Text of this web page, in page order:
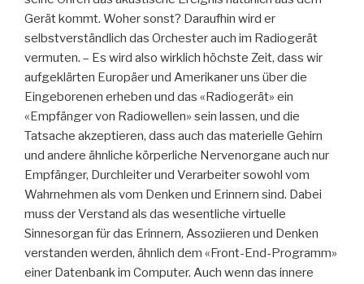
Gerät kommt. Woher sonst? Daraufhin wird er
selbstverständlich das Orchester auch im Radiogerät
vermuten. – Es wird also wirklich höchste Zeit, dass wir
aufgeklärten Europäer und Amerikaner uns über die
Eingeborenen erheben und das «Radiogerät» ein
«Empfänger von Radiowellen» sein lassen, und die
Tatsache akzeptieren, dass auch das materielle Gehirn
und andere ähnliche körperliche Nervenorgane auch nur
Empfänger, Durchleiter und Verarbeiter sowohl vom
Wahrnehmen als vom Denken und Erinnern sind. Dabei
muss der Verstand als das wesentliche virtuelle
Sinnesorgan für das Erinnern, Assoziieren und Denken
verstanden werden, ähnlich dem «Front-End-Programm»
einer Datenbank im Computer. Auch wenn das innere